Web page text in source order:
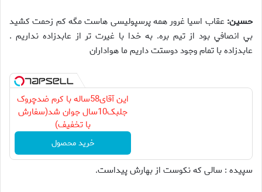
حسین: عقاب اسيا غرور همه پرسپوليسی هاست مگه كم زحمت كشيد
بي انصافي بود از تيم بره. به خدا با غيرت تر از عابدزاده نداريم .
عابدزاده با تمام وجود دوستت داريم ما هواداران
این آقای58ساله با کرم ضدچروک
جلبک10سال جوان شد(سفارش
با تخفیف)
خرید محصول
سپیده : سالی که نکوست از بهارش پیداست.